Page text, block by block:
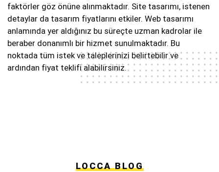
faktörler göz önüne alınmaktadır. Site tasarımı, istenen
detaylar da tasarım fiyatlarını etkiler. Web tasarımı
anlamında yer aldığınız bu süreçte uzman kadrolar ile
beraber donanımlı bir hizmet sunulmaktadır. Bu
noktada tüm istek ve taleplerinizi belirtebilir ve
ardından fiyat teklifi alabilirsiniz.
LOCCA BLOG